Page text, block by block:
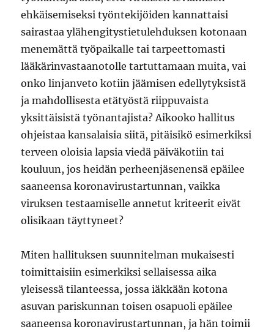
ehkäisemiseksi työntekijöiden kannattaisi
sairastaa ylähengitystietulehduksen kotonaan
menemättä työpaikalle tai tarpeettomasti
lääkärinvastaanotolle tartuttamaan muita, vai
onko linjanveto kotiin jäämisen edellytyksistä
ja mahdollisesta etätyöstä riippuvaista
yksittäisistä työnantajista? Aikooko hallitus
ohjeistaa kansalaisia siitä, pitäisikö esimerkiksi
terveen oloisia lapsia viedä päiväkotiin tai
kouluun, jos heidän perheenjäsenensä epäilee
saaneensa koronavirustartunnan, vaikka
viruksen testaamiselle annetut kriteerit eivät
olisikaan täyttyneet?
Miten hallituksen suunnitelman mukaisesti
toimittaisiin esimerkiksi sellaisessa aika
yleisessä tilanteessa, jossa iäkkään kotona
asuvan pariskunnan toisen osapuoli epäilee
saaneensa koronavirustartunnan, ja hän toimii